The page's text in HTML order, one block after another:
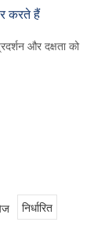
करते हैं
और दक्षता को
निर्धारित